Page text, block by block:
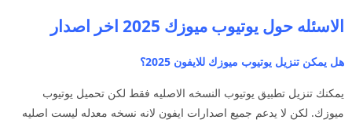
الاسئله حول يوتيوب ميوزك 2025 اخر اصدار
هل يمكن تنزيل يوتيوب ميوزك للايفون 2025؟
يمكنك تنزيل تطبيق يوتيوب النسخه الاصليه فقط لكن تحميل يوتيوب
ميوزك. لكن لا يدعم جميع اصدارات ايفون لانه نسخه معدله ليست اصليه